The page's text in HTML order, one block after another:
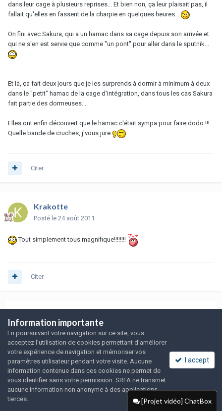
dans leur cage à plusieurs reprises... Et bien non, ça leur plaisait pas, il
fallait qu'elles en fassent de la charpie en quelques heures...
On fini avec Sakura, qui a un hamac dans sa cage depuis son arrivée et
qui ne s'en est servie que comme "un pont" pour aller dans le sputnik...
Et là, ça fait deux jours que je les surprends à dormir à minimum à deux
dans le "petit" hamac de la cage d'intégration, dans tous les cas Sakura
fait partie des dormeuses...
Elles ont enfin découvert que le hamac c'était sympa pour faire dodo !!!
Quelle bande de cruches, j'vous jure
Citer
Krakotte
Posté le 24 août 2011
Tout simplement tous magnifique!!!!!!!!
Citer
Rejoindre la conversation
Vous pouvez publier maintenant et vous inscrire plus tard. Si vous avez
un compte,connectez-vous maintenant pour publier avec votre
compte.
[Projet vidéo] ChatBox
Information importante
En poursuivant votre navigation sur ce site, vous
acceptez l’utilisation de cookies permettant d'améliorer
votre expérience de navigation et mémoriser vos
paramètres utilisateur pendant votre visite. Aucune
information contenue dans ces cookies ne permet de
vous identifier sans votre permission. SRFA ne transmet
aucune information non anonyme à des applications
tierces.
I accept